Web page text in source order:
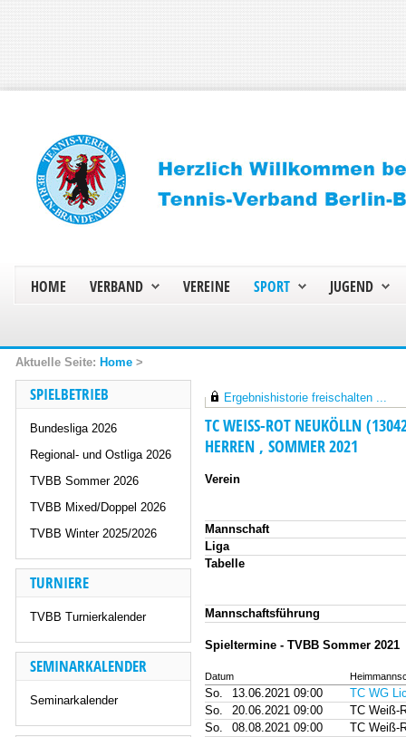
HOME VERBAND VEREINE SPORT JUGEND
Home >
SPIELBETRIEB
Bundesliga 2026
Regional- und Ostliga 2026
TVBB Sommer 2026
TVBB Mixed/Doppel 2026
TVBB Winter 2025/2026
TURNIERE
TVBB Turnierkalender
SEMINARKALENDER
Seminarkalender
Ergebnishistorie freischalten ...
TC WEISS-ROT NEUKÖLLN
HERREN , SOMMER 2021
Verein
Mannschaft
Liga
Tabelle
Mannschaftsführung
Spieltermine - TVBB Sommer 2021
Datum
So. 13.06.2021 09:00
TC WG
So.
20.06.2021 09:00
TC Weiß-
So.
08.08.2021 09:00
TC Weiß-